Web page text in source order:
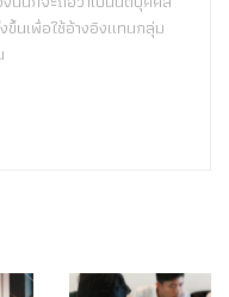
นเพื่อใช้อ้างอิงแทนกลุ่ม